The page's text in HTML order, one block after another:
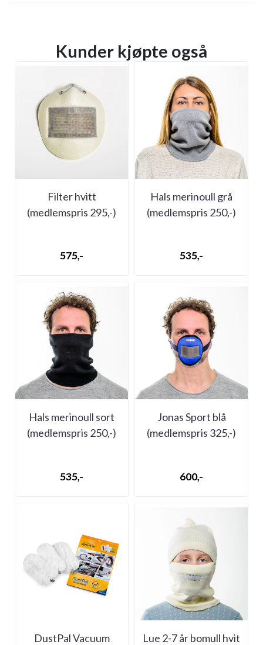
Kunder kjøpte også
Filter hvitt
(medlemspris 295,-)
575,-
Hals merinoull grå
(medlemspris 250,-)
535,-
Hals merinoull sort
(medlemspris 250,-)
535,-
Jonas Sport blå
(medlemspris 325,-)
600,-
DustPal Vacuum
Lue 2-7 år bomull hvit